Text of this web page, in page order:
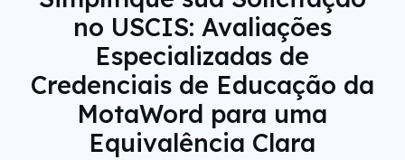
no USCIS: Avaliações
Especializadas de
Credenciais de Educação da
MotaWord para uma
Equivalência Clara